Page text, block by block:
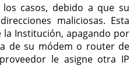
casos, debido a que su
maliciosas. Esta
Institución, apagando por
de su módem o router de
le asigne otra IP